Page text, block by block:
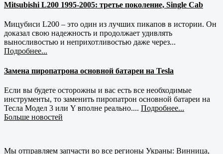
Mitsubishi L200 1995-2005: третье поколение, Single Cab
Мицубиси L200 – это один из лучших пикапов в истории. Он
доказал свою надежность и продолжает удивлять
выносливостью и неприхотливостью даже через...
Подробнее...
Замена пиропатрона основной батареи на Tesla
Если вы будете осторожны и вас есть все необходимые
инструменты, то заменить пиропатрон основной батареи на
Тесла Модел 3 или Y вполне реально.... Подробнее...
Больше новостей
Мы отправляем запчасти во все регионы Украны: Винница,